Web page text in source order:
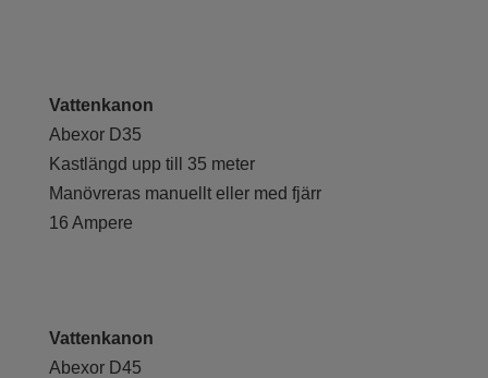
Vattenkanon
Abexor D35
Kastlängd upp till 35 meter
Manövreras manuellt eller med fjärr
16 Ampere
Vattenkanon
Abexor D45